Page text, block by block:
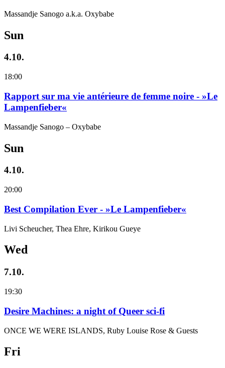
Massandje Sanogo a.k.a. Oxybabe
Sun
4.10.
18:00
Rapport sur ma vie antérieure de femme noire - »Le
Lampenfieber«
Massandje Sanogo – Oxybabe
Sun
4.10.
20:00
Best Compilation Ever - »Le Lampenfieber«
Livi Scheucher, Thea Ehre, Kirikou Gueye
Wed
7.10.
19:30
Desire Machines: a night of Queer sci-fi
ONCE WE WERE ISLANDS, Ruby Louise Rose & Guests
Fri